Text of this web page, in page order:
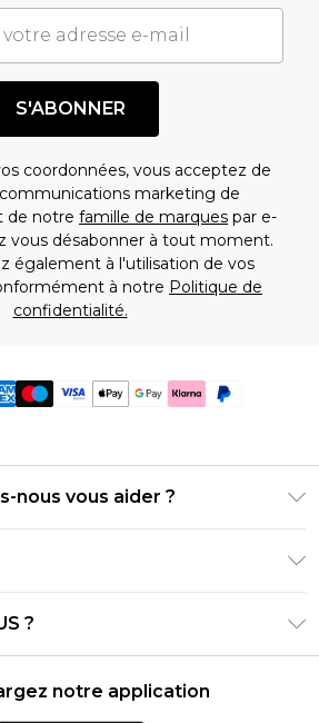
S'ABONNER
coordonnées, vous acceptez de
marketing de
de notre famille de marques par e-
vous désabonner à tout moment.
également à l'utilisation de vos
à notre Politique de
confidentialité.
nous vous aider ?
ma commande
– Mise à jour mai 2026
?
moderne
notre application